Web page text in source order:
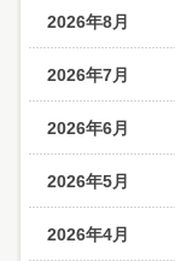
2026年8月
2026年7月
2026年6月
2026年5月
2026年4月